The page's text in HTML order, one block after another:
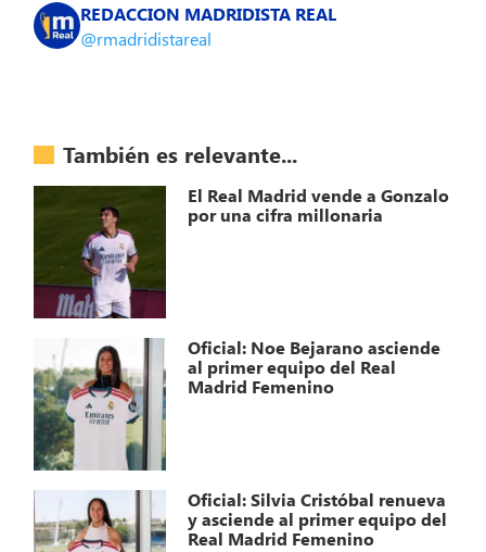
REDACCION MADRIDISTA REAL
@rmadridistareal
También es relevante...
El Real Madrid vende a Gonzalo
por una cifra millonaria
Oficial: Noe Bejarano asciende
al primer equipo del Real
Madrid Femenino
Oficial: Silvia Cristóbal renueva
y asciende al primer equipo del
Real Madrid Femenino